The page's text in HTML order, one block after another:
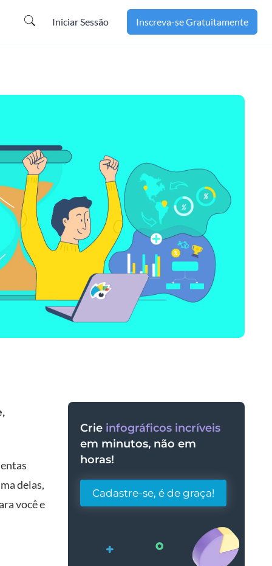
Iniciar Sessão Inscreva-se Gratuitamente
delas,
você e
Crie infográficos incríveis
em minutos, não em
horas!
Cadastre-se, é de graça!